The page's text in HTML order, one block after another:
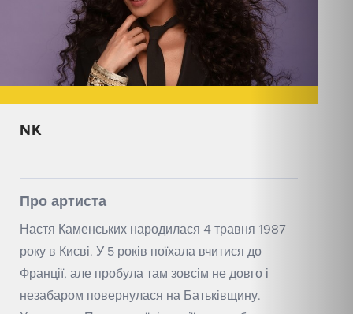
NK
Про артиста
Настя Каменських народилася 4 травня 1987
року в Києві. У 5 років поїхала вчитися до
Франції, але пробула там зовсім не довго і
незабаром повернулася на Батьківщину.